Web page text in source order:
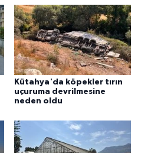
Kütahya'da köpekler tırın
uçuruma devrilmesine
neden oldu